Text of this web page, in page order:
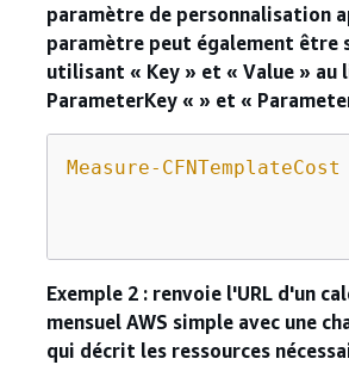
paramètre de personnalisation
paramètre peut également être
utilisant « Key » et « Value » au
ParameterKey « » et «
Measure-CFNTemplateCost
Exemple 2 : renvoie l'URL d'un
mensuel AWS simple avec une
qui décrit les ressources